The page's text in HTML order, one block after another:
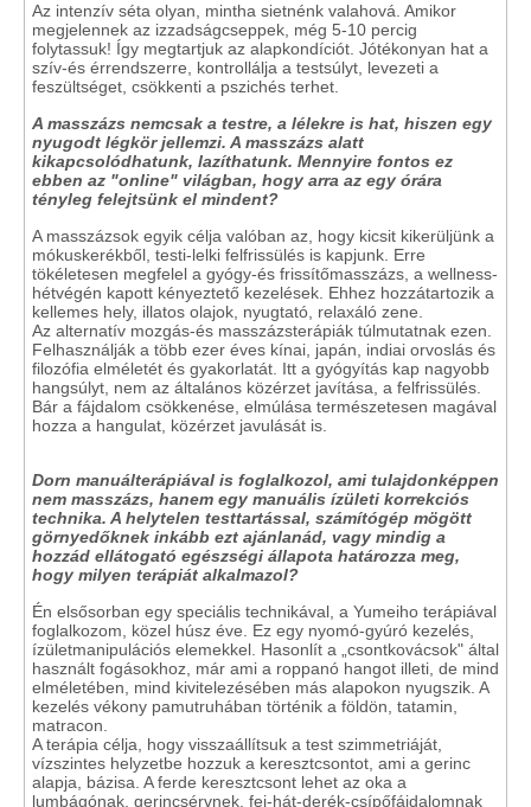
Az intenzív séta olyan, mintha sietnénk valahová. Amikor
megjelennek az izzadságcseppek, még 5-10 percig
folytassuk! Így megtartjuk az alapkondíciót. Jótékonyan hat a
szív-és érrendszerre, kontrollálja a testsúlyt, levezeti a
feszültséget, csökkenti a pszichés terhet.
A masszázs nemcsak a testre, a lélekre is hat, hiszen egy
nyugodt légkör jellemzi. A masszázs alatt
kikapcsolódhatunk, lazíthatunk. Mennyire fontos ez
ebben az "online" világban, hogy arra az egy órára
tényleg felejtsünk el mindent?
A masszázsok egyik célja valóban az, hogy kicsit kikerüljünk a
mókuskerékből, testi-lelki felfrissülés is kapjunk. Erre
tökéletesen megfelel a gyógy-és frissítőmasszázs, a wellness-
hétvégén kapott kényeztető kezelések. Ehhez hozzátartozik a
kellemes hely, illatos olajok, nyugtató, relaxáló zene.
Az alternatív mozgás-és masszázsterápiák túlmutatnak ezen.
Felhasználják a több ezer éves kínai, japán, indiai orvoslás és
filozófia elméletét és gyakorlatát. Itt a gyógyítás kap nagyobb
hangsúlyt, nem az általános közérzet javítása, a felfrissülés.
Bár a fájdalom csökkenése, elmúlása természetesen magával
hozza a hangulat, közérzet javulását is.
Dorn manuálterápiával is foglalkozol, ami tulajdonképpen
nem masszázs, hanem egy manuális ízületi korrekciós
technika. A helytelen testtartással, számítógép mögött
görnyedőknek inkább ezt ajánlanád, vagy mindig a
hozzád ellátogató egészségi állapota határozza meg,
hogy milyen terápiát alkalmazol?
Én elsősorban egy speciális technikával, a Yumeiho terápiával
foglalkozom, közel húsz éve. Ez egy nyomó-gyúró kezelés,
ízületmanipulációs elemekkel. Hasonlít a „csontkovácsok" által
használt fogásokhoz, már ami a roppanó hangot illeti, de mind
elméletében, mind kivitelezésében más alapokon nyugszik. A
kezelés vékony pamutruhában történik a földön, tatamin,
matracon.
A terápia célja, hogy visszaállítsuk a test szimmetriáját,
vízszintes helyzetbe hozzuk a keresztcsontot, ami a gerinc
alapja, bázisa. A ferde keresztcsont lehet az oka a
lumbágónak, gerincsérvnek, fej-hát-derék-csípőfájdalomnak